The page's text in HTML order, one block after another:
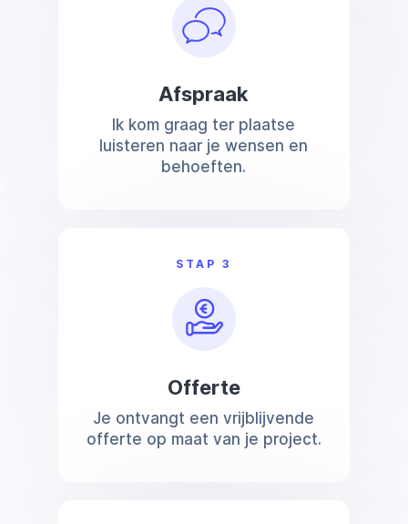
Afspraak
Ik kom graag ter plaatse
luisteren naar je wensen en
behoeften.
STAP 3
Offerte
Je ontvangt een vrijblijvende
offerte op maat van je project.